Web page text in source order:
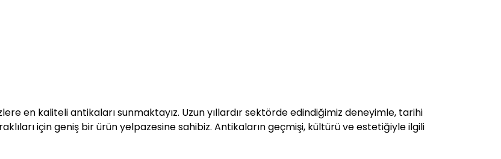
en kaliteli antikaları sunmaktayız. Uzun yıllardır sektörde edindiğimiz deneyimle, tarihi
için geniş bir ürün yelpazesine sahibiz. Antikaların geçmişi, kültürü ve estetiğiyle ilgili